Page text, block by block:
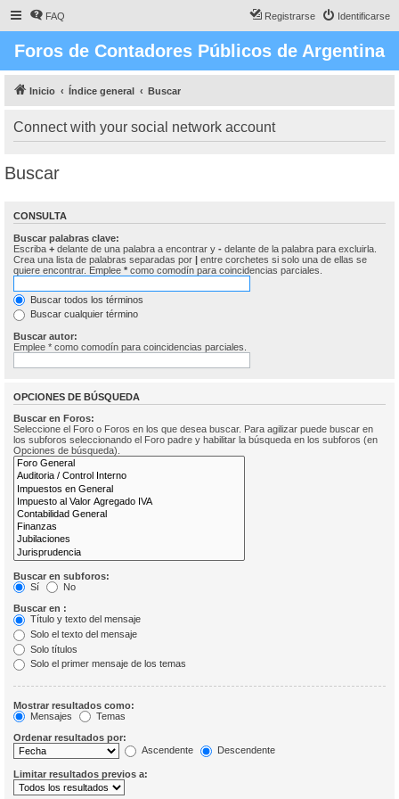
FAQ Identificarse
Registrarse
Foros de Contadores Públicos de Argentina
Inicio Índice general Buscar
Connect with your social network account
Buscar
CONSULTA
Buscar palabras clave:
Escriba + delante de una palabra a encontrar y - delante de la palabra para excluirla.
Crea una lista de palabras separadas por | entre corchetes si solo una de ellas se
quiere encontrar. Emplee * como comodín para coincidencias parciales.
Buscar todos los términos
Buscar cualquier término
Buscar autor:
Emplee * como comodín para coincidencias parciales.
OPCIONES DE BÚSQUEDA
Buscar en Foros:
Seleccione el Foro o Foros en los que desea buscar. Para agilizar puede buscar en
los subforos seleccionando el Foro padre y habilitar la búsqueda en los subforos (en
Opciones de búsqueda).
Buscar en subforos:
Sí
No
Buscar en :
Título y texto del mensaje
Solo el texto del mensaje
Solo títulos
Solo el primer mensaje de los temas
Mostrar resultados como:
Mensajes
Temas
Ordenar resultados por:
Ascendente
Descendente
Limitar resultados previos a: